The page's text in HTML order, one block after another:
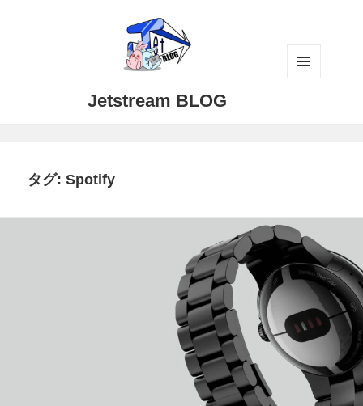
Jetstream BLOG
タグ:Spotify